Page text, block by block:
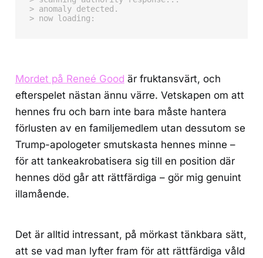
> anomaly detected.
Mordet på Reneé Good är fruktansvärt, och
efterspelet nästan ännu värre. Vetskapen om att
hennes fru och barn inte bara måste hantera
förlusten av en familjemedlem utan dessutom se
Trump-apologeter smutskasta hennes minne –
för att tankeakrobatisera sig till en position där
hennes död går att rättfärdiga – gör mig genuint
illamående.
Det är alltid intressant, på mörkast tänkbara sätt,
att se vad man lyfter fram för att rättfärdiga våld